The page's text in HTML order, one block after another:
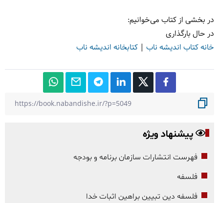
در بخشی از کتاب می‌خوانیم:
در حال بارگذاری
خانه کتاب اندیشه ناب | کتابخانه اندیشه ناب
پیشنهاد ویژه
فهرست انتشارات سازمان برنامه و بودجه
فلسفه
فلسفه دین تبیین براهین اثبات خدا